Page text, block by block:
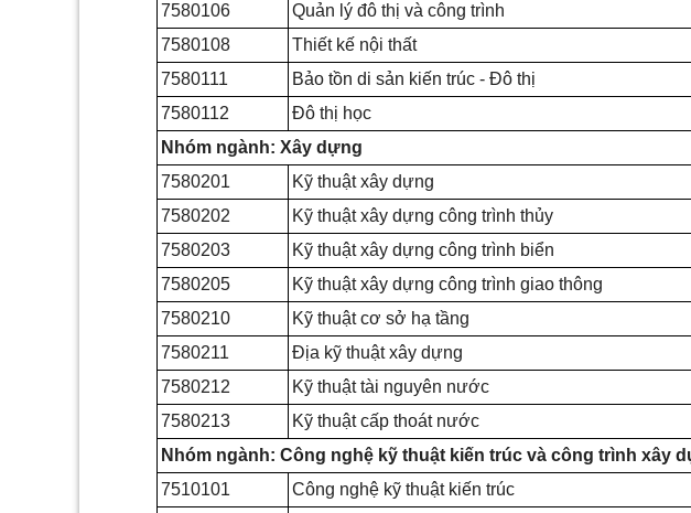
7580106
Quản lý đô thị và công trình
7580108
Thiết kế nội thất
7580111
Bảo tồn di sản kiến trúc - Đô thị
7580112
Đô thị học
Nhóm ngành: Xây dựng
7580201
Kỹ thuật xây dựng
7580202
Kỹ thuật xây dựng công trình thủy
7580203
Kỹ thuật xây dựng công trình biển
7580205
Kỹ thuật xây dựng công trình giao thông
7580210
Kỹ thuật cơ sở hạ tầng
7580211
Địa kỹ thuật xây dựng
7580212
Kỹ thuật tài nguyên nước
7580213
Kỹ thuật cấp thoát nước
Nhóm ngành: Công nghệ kỹ thuật kiến trúc và công trình xây
7510101
Công nghệ kỹ thuật kiến trúc